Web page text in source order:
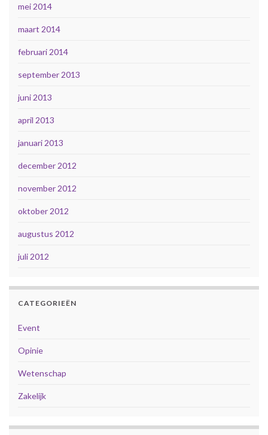
mei 2014
maart 2014
februari 2014
september 2013
juni 2013
april 2013
januari 2013
december 2012
november 2012
oktober 2012
augustus 2012
juli 2012
CATEGORIEËN
Event
Opinie
Wetenschap
Zakelijk